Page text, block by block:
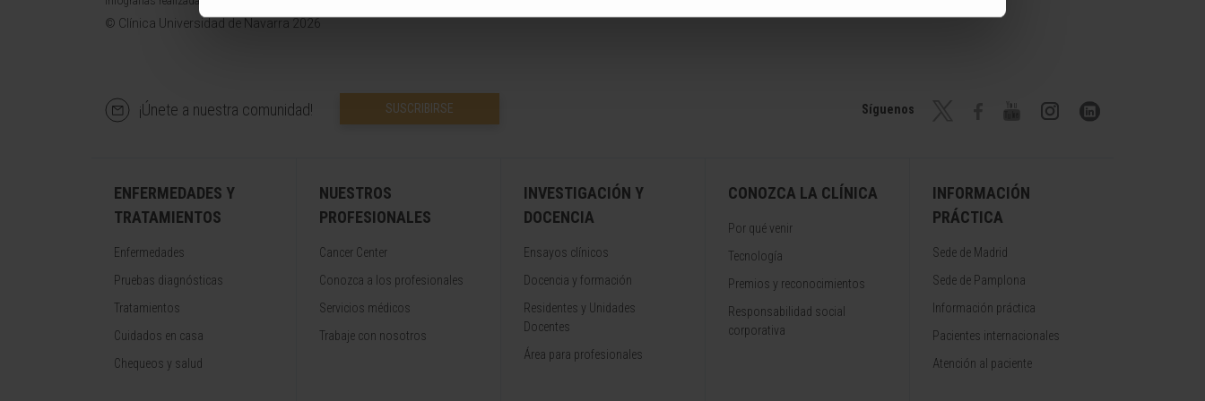
© Clínica Universidad de Navarra 2026
¡Únete a nuestra comunidad! SUSCRIBIRSE Síguenos
ENFERMEDADES Y
TRATAMIENTOS
Enfermedades
Pruebas diagnósticas
Tratamientos
Cuidados en casa
Chequeos y salud
NUESTROS
PROFESIONALES
Cancer Center
Conozca a los profesionales
Servicios médicos
Trabaje con nosotros
INVESTIGACIÓN Y
DOCENCIA
Ensayos clínicos
Docencia y formación
Residentes y Unidades
Docentes
Área para profesionales
CONOZCA LA CLÍNICA
Por qué venir
Tecnología
Premios y reconocimientos
Responsabilidad social
corporativa
INFORMACIÓN
PRÁCTICA
Sede de Madrid
Sede de Pamplona
Información práctica
Pacientes internacionales
Atención al paciente